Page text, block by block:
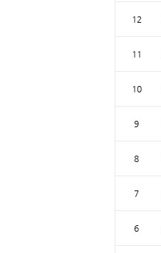
12
11
10
9
8
7
6